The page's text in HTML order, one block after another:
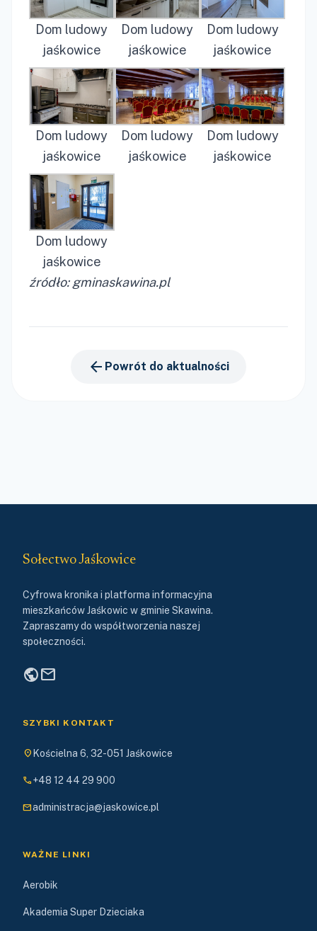
Dom ludowy
jaśkowice
Dom ludowy
jaśkowice
Dom ludowy
jaśkowice
Dom ludowy
jaśkowice
Dom ludowy
jaśkowice
Dom ludowy
jaśkowice
Dom ludowy
jaśkowice
źródło: gminaskawina.pl
arrow_back Powrót do aktualności
Sołectwo Jaśkowice
Cyfrowa kronika i platforma informacyjna
mieszkańców Jaśkowic w gminie Skawina.
Zapraszamy do współtworzenia naszej
społeczności.
publicmail
SZYBKI KONTAKT
location_on Kościelna 6, 32-051 Jaśkowice
phone+48 12 44 29 900
mailadministracja@jaskowice.pl
WAŻNE LINKI
Aerobik
Akademia Super Dzieciaka